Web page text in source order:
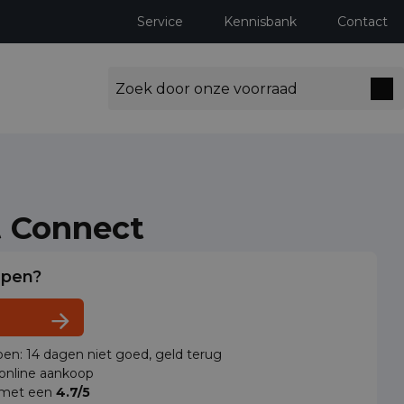
Service Kennisbank Contact
Connect
14 dagen niet goed, geld terug
aankoop
een 4.7/5